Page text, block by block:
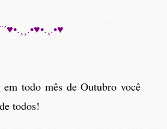
em todo mês de Outubro você
todos!